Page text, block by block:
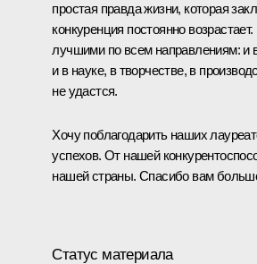
простая правда жизни, которая
конкуренция постоянно
лучшими по всем направлениям: и
и в науке, в творчестве, в
не удастся.
Хочу поблагодарить наших
успехов. От нашей
нашей страны. Спасибо вам
Статус материала